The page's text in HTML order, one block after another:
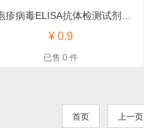
¥ 0.9
已售 0 件
首页 上一页